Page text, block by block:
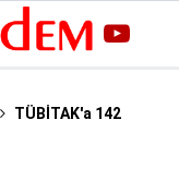
TÜBİTAK'a 142